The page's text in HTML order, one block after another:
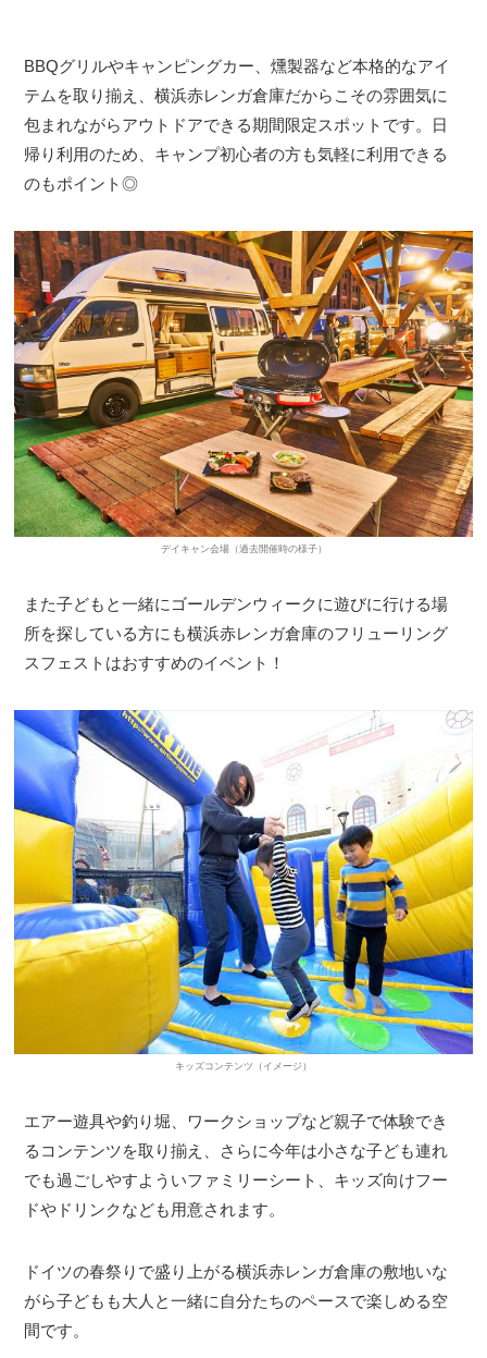
BBQグリルやキャンピングカー、燻製器など本格的なアイ
テムを取り揃え、横浜赤レンガ倉庫だからこその雰囲気に
包まれながらアウトドアできる期間限定スポットです。日
帰り利用のため、キャンプ初心者の方も気軽に利用できる
のもポイント◎
デイキャン会場（過去開催時の様子）
また子どもと一緒にゴールデンウィークに遊びに行ける場
所を探している方にも横浜赤レンガ倉庫のフリューリング
スフェストはおすすめのイベント！
キッズコンテンツ（イメージ）
エアー遊具や釣り堀、ワークショップなど親子で体験でき
るコンテンツを取り揃え、さらに今年は小さな子ども連れ
でも過ごしやすよういファミリーシート、キッズ向けフー
ドやドリンクなども用意されます。
ドイツの春祭りで盛り上がる横浜赤レンガ倉庫の敷地いな
がら子どもも大人と一緒に自分たちのペースで楽しめる空
間です。